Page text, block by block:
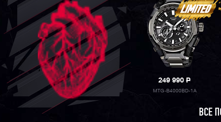
249 990P
MTG-B4000BD-1A
ВСЕ